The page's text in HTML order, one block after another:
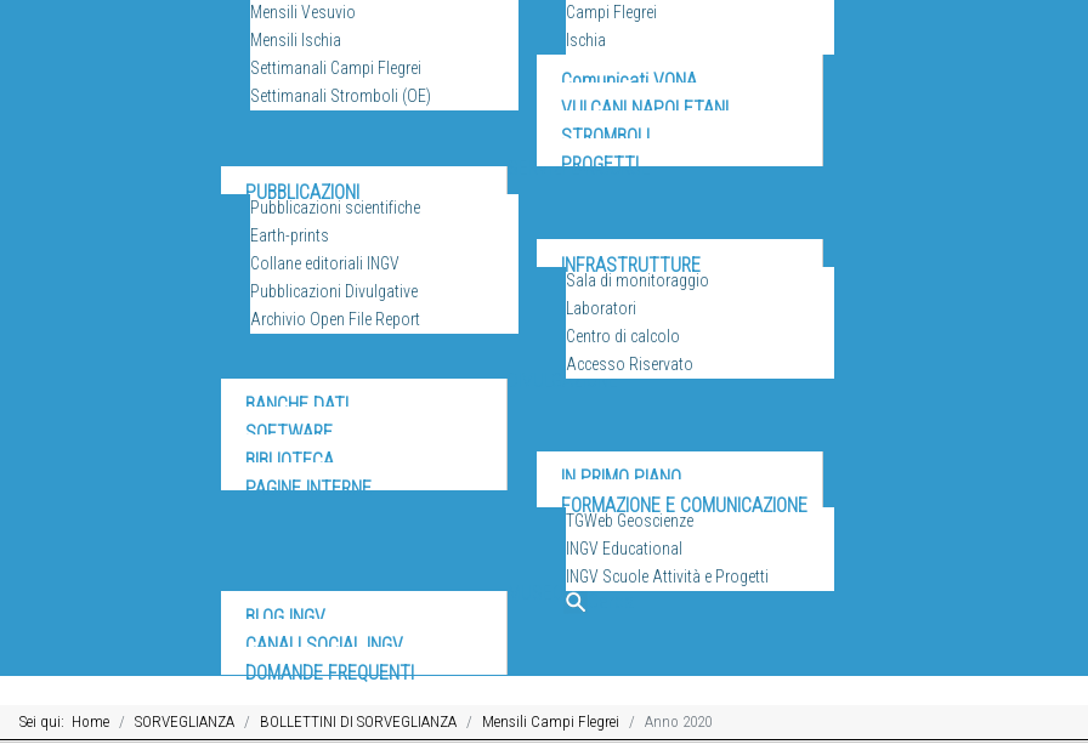
Mensili Vesuvio
Mensili Ischia
Settimanali Campi Flegrei
Settimanali Stromboli (OE)
Campi Flegrei
Ischia
Comunicati VONA
VULCANI NAPOLETANI
STROMBOLI
PROGETTI
PUBBLICAZIONI
Pubblicazioni scientifiche
Earth-prints
Collane editoriali INGV
Pubblicazioni Divulgative
Archivio Open File Report
SERVIZI E RISORSE
INFRASTRUTTURE
Sala di monitoraggio
Laboratori
Centro di calcolo
Accesso Riservato
BANCHE DATI
SOFTWARE
BIBLIOTECA
PAGINE INTERNE
DIVULGAZIONE
IN PRIMO PIANO
FORMAZIONE E COMUNICAZIONE
TGWeb Geoscienze
INGV Educational
INGV Scuole Attività e Progetti
BLOG INGV
CANALI SOCIAL INGV
DOMANDE FREQUENTI
Sei qui: Home SORVEGLIANZA BOLLETTINI DI SORVEGLIANZA Mensili Campi Flegrei Anno 2020